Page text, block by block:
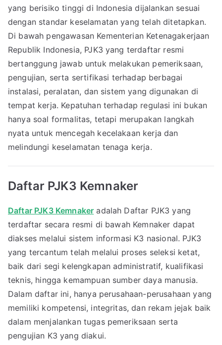
yang berisiko tinggi di Indonesia dijalankan sesuai
dengan standar keselamatan yang telah ditetapkan.
Di bawah pengawasan Kementerian Ketenagakerjaan
Republik Indonesia, PJK3 yang terdaftar resmi
bertanggung jawab untuk melakukan pemeriksaan,
pengujian, serta sertifikasi terhadap berbagai
instalasi, peralatan, dan sistem yang digunakan di
tempat kerja. Kepatuhan terhadap regulasi ini bukan
hanya soal formalitas, tetapi merupakan langkah
nyata untuk mencegah kecelakaan kerja dan
melindungi keselamatan tenaga kerja.
Daftar PJK3 Kemnaker
Daftar PJK3 Kemnaker adalah Daftar PJK3 yang
terdaftar secara resmi di bawah Kemnaker dapat
diakses melalui sistem informasi K3 nasional. PJK3
yang tercantum telah melalui proses seleksi ketat,
baik dari segi kelengkapan administratif, kualifikasi
teknis, hingga kemampuan sumber daya manusia.
Dalam daftar ini, hanya perusahaan-perusahaan yang
memiliki kompetensi, integritas, dan rekam jejak baik
dalam menjalankan tugas pemeriksaan serta
pengujian K3 yang diakui.